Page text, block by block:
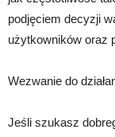
podjęciem decyzji
użytkowników oraz
Wezwanie do
Jeśli szukasz